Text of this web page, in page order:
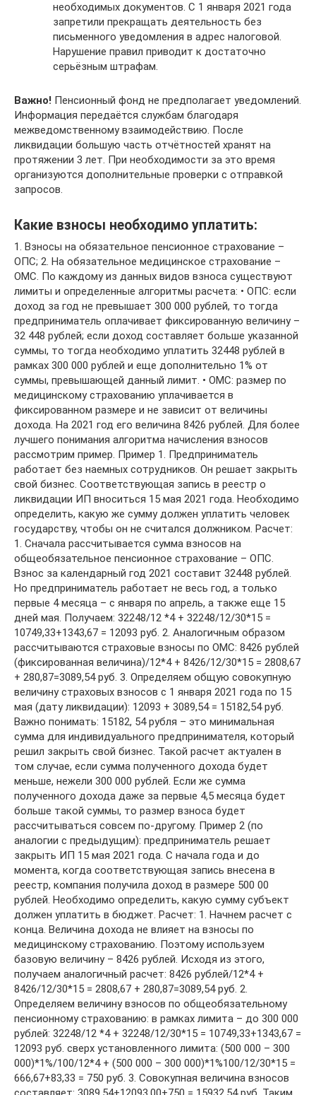
необходимых документов. С 1 января 2021 года
запретили прекращать деятельность без
письменного уведомления в адрес налоговой.
Нарушение правил приводит к достаточно
серьёзным штрафам.
Важно! Пенсионный фонд не предполагает уведомлений.
Информация передаётся службам благодаря
межведомственному взаимодействию. После
ликвидации большую часть отчётностей хранят на
протяжении 3 лет. При необходимости за это время
организуются дополнительные проверки с отправкой
запросов.
Какие взносы необходимо уплатить:
1. Взносы на обязательное пенсионное страхование –
ОПС; 2. На обязательное медицинское страхование –
ОМС. По каждому из данных видов взноса существуют
лимиты и определенные алгоритмы расчета: • ОПС: если
доход за год не превышает 300 000 рублей, то тогда
предприниматель оплачивает фиксированную величину –
32 448 рублей; если доход составляет больше указанной
суммы, то тогда необходимо уплатить 32448 рублей в
рамках 300 000 рублей и еще дополнительно 1% от
суммы, превышающей данный лимит. • ОМС: размер по
медицинскому страхованию уплачивается в
фиксированном размере и не зависит от величины
дохода. На 2021 год его величина 8426 рублей. Для более
лучшего понимания алгоритма начисления взносов
рассмотрим пример. Пример 1. Предприниматель
работает без наемных сотрудников. Он решает закрыть
свой бизнес. Соответствующая запись в реестр о
ликвидации ИП вноситься 15 мая 2021 года. Необходимо
определить, какую же сумму должен уплатить человек
государству, чтобы он не считался должником. Расчет:
1. Сначала рассчитывается сумма взносов на
общеобязательное пенсионное страхование – ОПС.
Взнос за календарный год 2021 составит 32448 рублей.
Но предприниматель работает не весь год, а только
первые 4 месяца – с января по апрель, а также еще 15
дней мая. Получаем: 32248/12 *4 + 32248/12/30*15 =
10749,33+1343,67 = 12093 руб. 2. Аналогичным образом
рассчитываются страховые взносы по ОМС: 8426 рублей
(фиксированная величина)/12*4 + 8426/12/30*15 = 2808,67
+ 280,87=3089,54 руб. 3. Определяем общую совокупную
величину страховых взносов с 1 января 2021 года по 15
мая (дату ликвидации): 12093 + 3089,54 = 15182,54 руб.
Важно понимать: 15182, 54 рубля – это минимальная
сумма для индивидуального предпринимателя, который
решил закрыть свой бизнес. Такой расчет актуален в
том случае, если сумма полученного дохода будет
меньше, нежели 300 000 рублей. Если же сумма
полученного дохода даже за первые 4,5 месяца будет
больше такой суммы, то размер взноса будет
рассчитываться совсем по-другому. Пример 2 (по
аналогии с предыдущим): предприниматель решает
закрыть ИП 15 мая 2021 года. С начала года и до
момента, когда соответствующая запись внесена в
реестр, компания получила доход в размере 500 00
рублей. Необходимо определить, какую сумму субъект
должен уплатить в бюджет. Расчет: 1. Начнем расчет с
конца. Величина дохода не влияет на взносы по
медицинскому страхованию. Поэтому используем
базовую величину – 8426 рублей. Исходя из этого,
получаем аналогичный расчет: 8426 рублей/12*4 +
8426/12/30*15 = 2808,67 + 280,87=3089,54 руб. 2.
Определяем величину взносов по общеобязательному
пенсионному страхованию: в рамках лимита – до 300 000
рублей: 32248/12 *4 + 32248/12/30*15 = 10749,33+1343,67 =
12093 руб. сверх установленного лимита: (500 000 – 300
000)*1%/100/12*4 + (500 000 – 300 000)*1%100/12/30*15 =
666,67+83,33 = 750 руб. 3. Совокупная величина взносов